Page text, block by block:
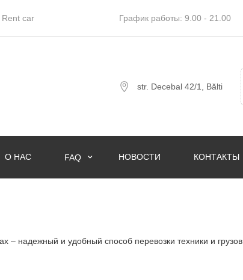
car График работы: 9.00 - 21.00
str. Decebal 42/1, Bălti
О НАС FAQ НОВОСТИ КОНТАКТЫ
– надежный и удобный способ перевозки техники и грузов